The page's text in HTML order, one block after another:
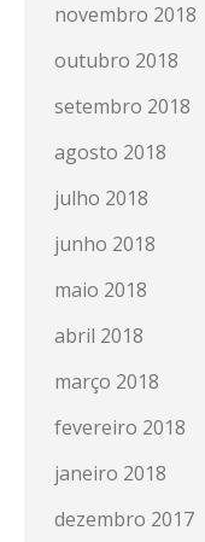
novembro 2018
outubro 2018
setembro 2018
agosto 2018
julho 2018
junho 2018
maio 2018
abril 2018
março 2018
fevereiro 2018
janeiro 2018
dezembro 2017